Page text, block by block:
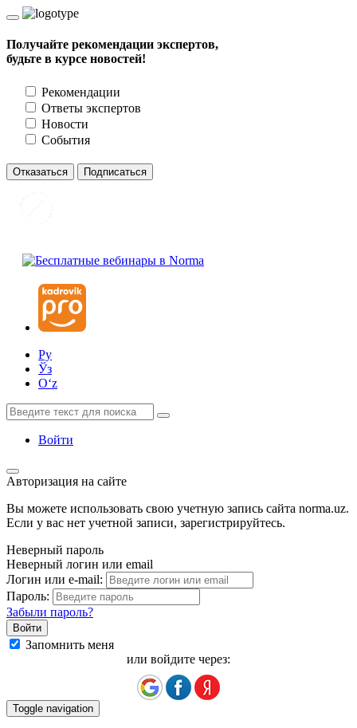
Получайте рекомендации экспертов,
будьте в курсе новостей!
Рекомендации
Ответы экспертов
Новости
События
Отказаться Подписаться
Ру
Ўз
Oʻz
Войти
Авторизация на сайте
Вы можете использовать свою учетную запись сайта norma.uz.
Если у вас нет учетной записи, зарегистрируйтесь.
Неверный пароль
Неверный логин или email
Логин или e-mail:
Пароль:
Забыли пароль?
Запомнить меня
или войдите через:
Toggle navigation